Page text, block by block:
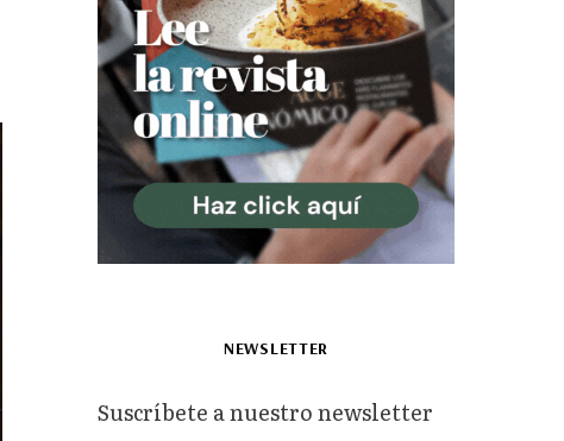
NEWSLETTER
Suscríbete a nuestro newsletter